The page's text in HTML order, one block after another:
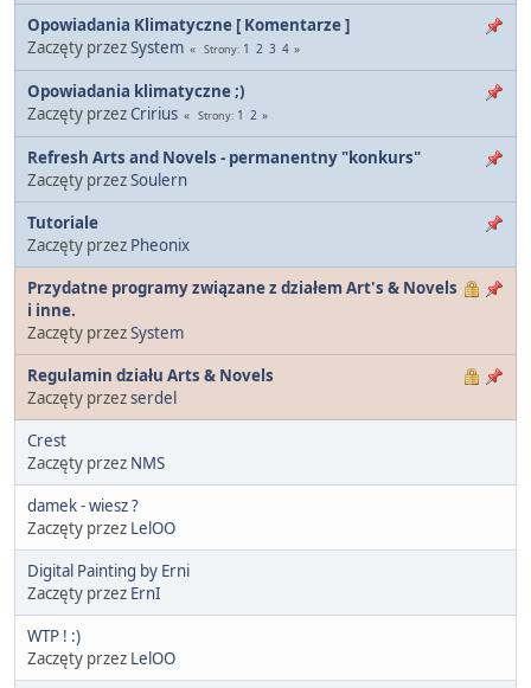
Opowiadania Klimatyczne [ Komentarze ]
Zaczęty przezSystem Strony 1 2 3 4
Opowiadania klimatyczne ;)
Zaczęty przez Cririus Strony 1 2
Refresh Arts and Novels - permanentny "konkurs"
Zaczęty przezSoulern
Tutoriale
Zaczęty przez Pheonix
Przydatne programy związane z działem Art's & Novels
i inne.
Zaczęty przezSystem
Regulamin działu Arts & Novels
Zaczęty przezserdel
Crest
Zaczęty przez NMS
damek - wiesz ?
Zaczęty przez LelOO
Digital Painting by Erni
Zaczęty przez ErnI
WTP ! :)
Zaczęty przez LelOO